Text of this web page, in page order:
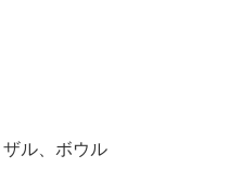
ザル、ボウル